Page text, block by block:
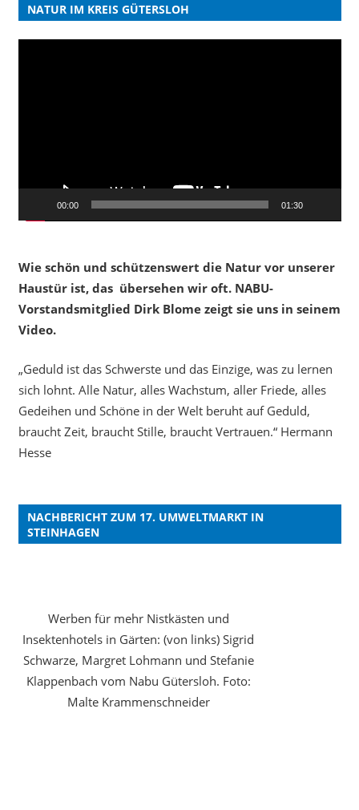
NATUR IM KREIS GÜTERSLOH
00:00 01:30
Wie schön und schützenswert die Natur vor unserer
Haustür ist, das übersehen wir oft. NABU-
Vorstandsmitglied Dirk Blome zeigt sie uns in seinem
Video.
„Geduld ist das Schwerste und das Einzige, was zu lernen
sich lohnt. Alle Natur, alles Wachstum, aller Friede, alles
Gedeihen und Schöne in der Welt beruht auf Geduld,
braucht Zeit, braucht Stille, braucht Vertrauen.“ Hermann
Hesse
NACHBERICHT ZUM 17. UMWELTMARKT IN
STEINHAGEN
Werben für mehr Nistkästen und
Insektenhotels in Gärten: (von links) Sigrid
Schwarze, Margret Lohmann und Stefanie
Klappenbach vom Nabu Gütersloh. Foto:
Malte Krammenschneider